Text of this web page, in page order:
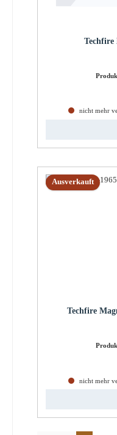
nicht mehr
Ausverkauft
Techfire
nicht mehr